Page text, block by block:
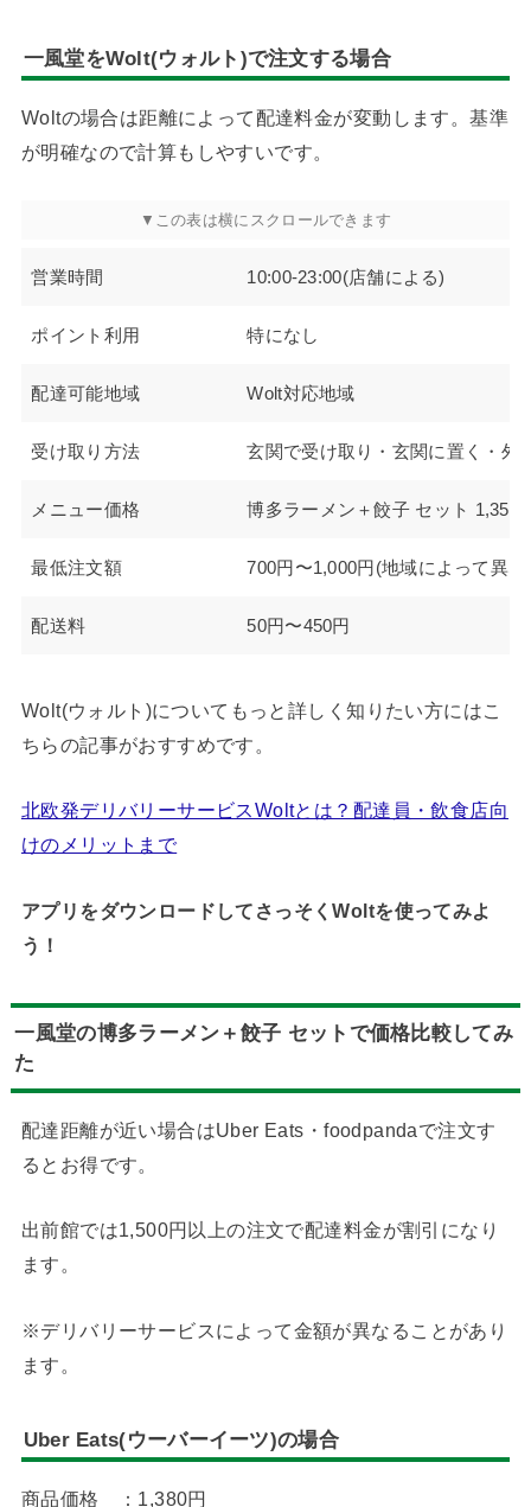
一風堂をWolt(ウォルト)で注文する場合
Woltの場合は距離によって配達料金が変動します。基準
が明確なので計算もしやすいです。
営業時間 10:00-23:00(店舗による)
ポイント利用 特になし
配達可能地域 Wolt対応地域
受け取り方法 玄関で受け取り・玄関に置く・外
メニュー価格 博多ラーメン＋餃子 セット 1,350
最低注文額 700円〜1,000円(地域によって異な
配送料 50円〜450円
Wolt(ウォルト)についてもっと詳しく知りたい方にはこ
ちらの記事がおすすめです。
北欧発デリバリーサービスWoltとは？配達員・飲食店向
けのメリットまで
アプリをダウンロードしてさっそくWoltを使ってみよ
う！
一風堂の博多ラーメン＋餃子 セットで価格比較してみ
た
配達距離が近い場合はUber Eats・foodpandaで注文す
るとお得です。
出前館では1,500円以上の注文で配達料金が割引になり
ます。
※デリバリーサービスによって金額が異なることがあり
ます。
Uber Eats(ウーバーイーツ)の場合
商品価格 ：1,380円